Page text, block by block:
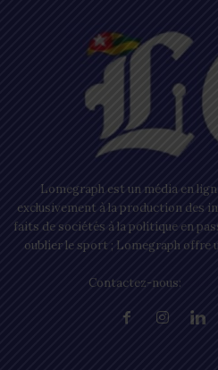
Lomegraph est un média en
exclusivement à la production des
faits de sociétés à la politique en
oublier le sport ; Lomegraph offre
Contactez-nous: